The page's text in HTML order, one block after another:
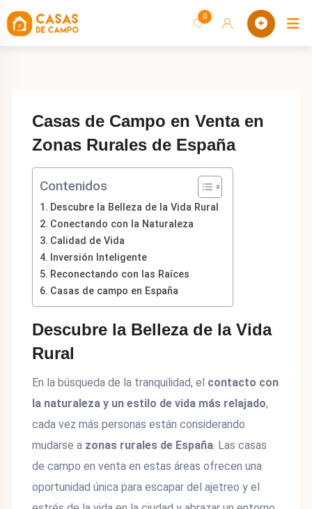
saltar
al
0
Casas de Campo en Venta en
Zonas Rurales de España
Contenidos
Descubre la Belleza de la Vida Rural
Conectando con la Naturaleza
Calidad de Vida
Inversión Inteligente
Reconectando con las Raíces
Casas de campo en España
Descubre la Belleza de la Vida
Rural
En la búsqueda de la tranquilidad, el contacto con
la naturaleza y un estilo de vida más relajado,
cada vez más personas están considerando
mudarse a zonas rurales de España. Las casas
de campo en venta en estas áreas ofrecen una
oportunidad única para escapar del ajetreo y el